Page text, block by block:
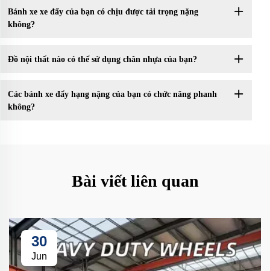
Bánh xe xe đẩy của bạn có chịu được tải trọng nặng
không?
Đồ nội thất nào có thể sử dụng chân nhựa của bạn?
Các bánh xe đẩy hạng nặng của bạn có chức năng phanh
không?
Bài viết liên quan
30
Jun